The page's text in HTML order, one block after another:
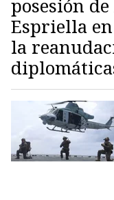
posesión
Espriella
la